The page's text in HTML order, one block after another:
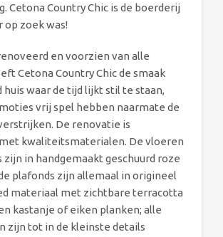
Cetona Country Chic is de boerderij
op zoek was!
en voorzien van alle
Cetona Country Chic de smaak
huis waar de tijd lijkt stil te staan,
vrij spel hebben naarmate de
De renovatie is
kwaliteitsmaterialen. De vloeren
zijn in handgemaakt geschuurd roze
plafonds zijn allemaal in origineel
materiaal met zichtbare terracotta
kastanje of eiken planken; alle
zijn tot in de kleinste details